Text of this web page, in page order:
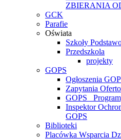
ZBIERANIA
GCK
Parafie
Oświata
Szkoły
Przedszkola
projekty
GOPS
Ogłoszenia
Zapytania
GOPS_
Inspektor
GOPS
Biblioteki
Placówka Wsparcia